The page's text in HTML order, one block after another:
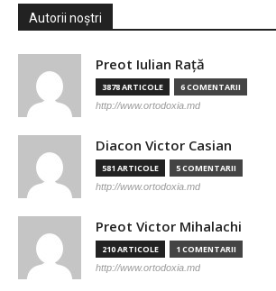
Autorii noștri
Preot Iulian Raţă
3878 ARTICOLE 6 COMENTARII
http://www.ortodoxia.md
Diacon Victor Casian
581 ARTICOLE 5 COMENTARII
http://www.ortodoxia.md
Preot Victor Mihalachi
210 ARTICOLE 1 COMENTARII
http://www.ortodoxia.md